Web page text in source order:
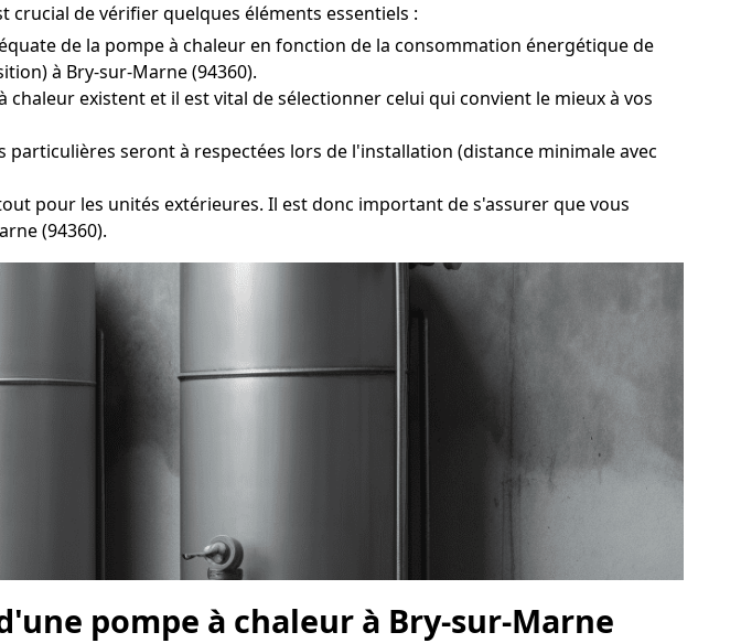
de vérifier quelques éléments essentiels :
de la pompe à chaleur en fonction de la consommation énergétique de
à Bry-sur-Marne (94360).
existent et il est vital de sélectionner celui qui convient le mieux à vos
seront à respectées lors de l'installation (distance minimale avec
pour les unités extérieures. Il est donc important de s'assurer que vous
(94360).
pompe à chaleur à Bry-sur-Marne